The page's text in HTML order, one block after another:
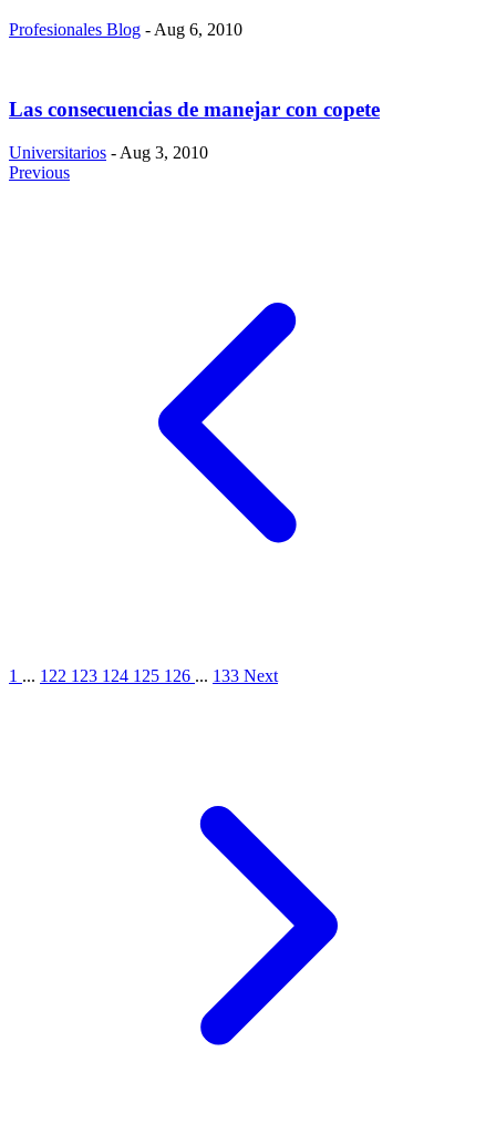
Profesionales Blog - Aug 6, 2010
Las consecuencias de manejar con copete
Universitarios - Aug 3, 2010
Previous
1 ... 122 123 124 125 126 ... 133 Next